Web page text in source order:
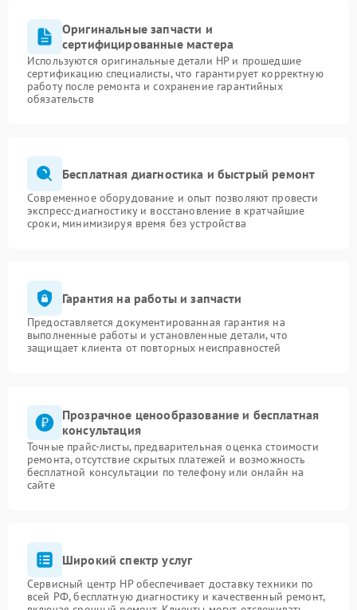
Оригинальные запчасти и
сертифицированные мастера
Используются оригинальные детали HP и прошедшие
сертификацию специалисты, что гарантирует корректную
работу после ремонта и сохранение гарантийных
обязательств
Бесплатная диагностика и быстрый ремонт
Современное оборудование и опыт позволяют провести
экспресс-диагностику и восстановление в кратчайшие
сроки, минимизируя время без устройства
Гарантия на работы и запчасти
Предоставляется документированная гарантия на
выполненные работы и установленные детали, что
защищает клиента от повторных неисправностей
Прозрачное ценообразование и бесплатная
консультация
Точные прайс-листы, предварительная оценка стоимости
ремонта, отсутствие скрытых платежей и возможность
бесплатной консультации по телефону или онлайн на
сайте
Широкий спектр услуг
Сервисный центр HP обеспечивает доставку техники по
всей РФ, бесплатную диагностику и качественный ремонт,